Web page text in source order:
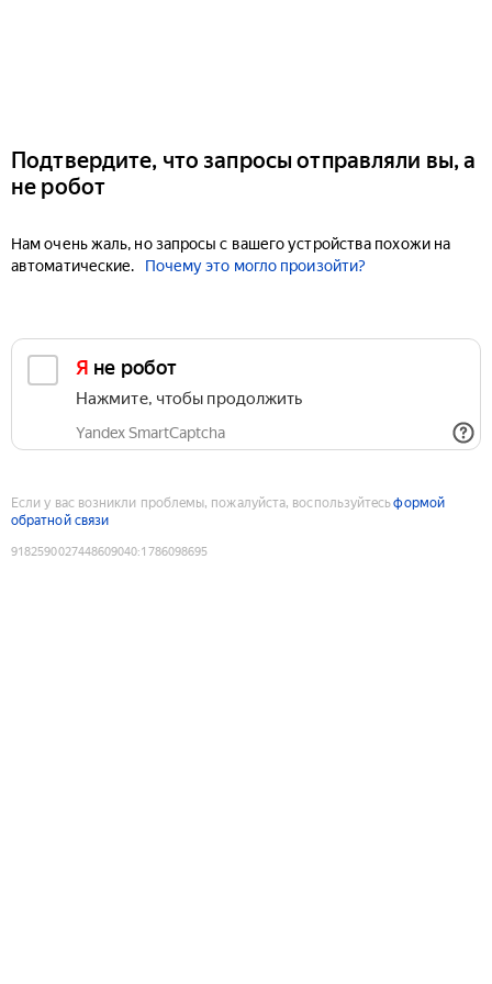
Подтвердите, что запросы отправляли вы, а
не робот
Нам очень жаль, но запросы с вашего устройства похожи на
автоматические.
Почему это могло произойти?
Я не робот
Нажмите, чтобы продолжить
Yandex SmartCaptcha
Если у вас возникли проблемы, пожалуйста, воспользуйтесьформой
обратной связи
9182590027448609040:1786098695